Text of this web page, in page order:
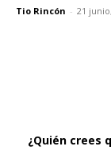
Tio Rincón - 21
¿Quién crees